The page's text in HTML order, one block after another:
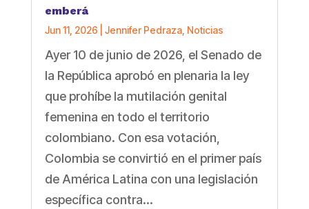
emberá
Jun 11, 2026 Jennifer Pedraza, Noticias
Ayer 10 de junio de 2026, el Senado de
la República aprobó en plenaria la ley
que prohíbe la mutilación genital
femenina en todo el territorio
colombiano. Con esa votación,
Colombia se convirtió en el primer país
de América Latina con una legislación
específica contra...